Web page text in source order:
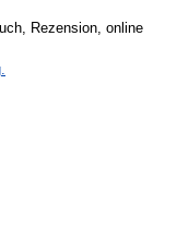
Rezension, online